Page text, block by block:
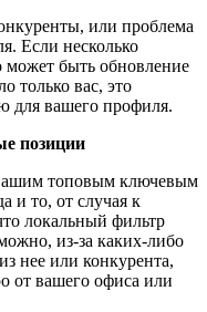
или проблема
Если несколько
быть обновление
только вас, это
для вашего профиля.
позиции
топовым ключевым
и то, от случая к
локальный фильтр
из-за каких-либо
нее или конкурента,
от вашего офиса или